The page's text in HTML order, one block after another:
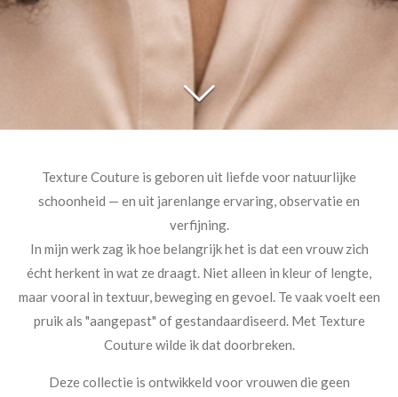
Texture Couture is geboren uit liefde voor natuurlijke
schoonheid — en uit jarenlange ervaring, observatie en
verfijning.
In mijn werk zag ik hoe belangrijk het is dat een vrouw zich
écht herkent in wat ze draagt. Niet alleen in kleur of lengte,
maar vooral in textuur, beweging en gevoel. Te vaak voelt een
pruik als "aangepast" of gestandaardiseerd. Met Texture
Couture wilde ik dat doorbreken.
Deze collectie is ontwikkeld voor vrouwen die geen